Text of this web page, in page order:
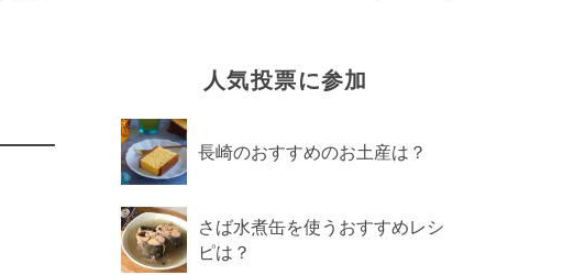
人気投票に参加
長崎のおすすめのお土産は？
さば水煮缶を使うおすすめレシ
ピは？